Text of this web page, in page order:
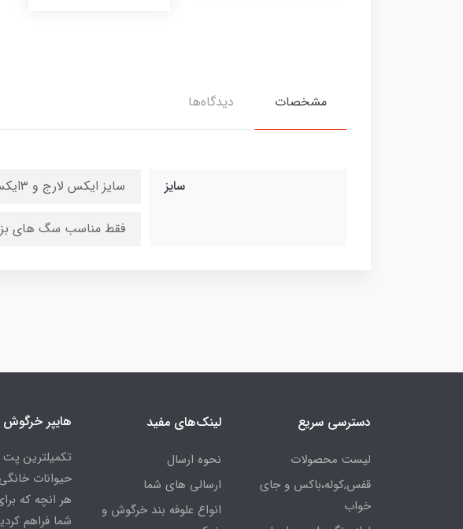
مشخصات دیدگاه‌ها
سایز سایز ایکس لارج و ۳ایکس
فقط مناسب سگ های
دسترسی سریع
لیست محصولات
قفس,کوله،باکس و جای
خواب
لینک‌های مفید
نحوه ارسال
ارسالی های شما
انواع علوفه بند خرگوش و
هایپر خرگوش
تکمیلترین
حیوانات خانگی
هر انچه که
شما فراهم